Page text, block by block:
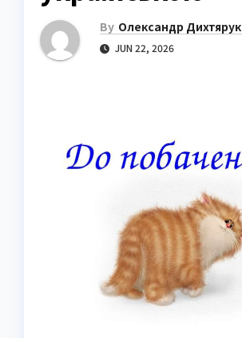
By Олександр Дихтярук
JUN 22, 2026